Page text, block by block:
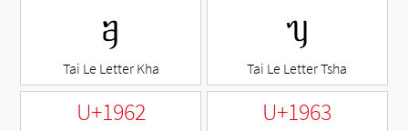
ᥠ
Tai Le Letter Kha
ᥡ
Tai Le Letter Tsha
U+1962 U+1963